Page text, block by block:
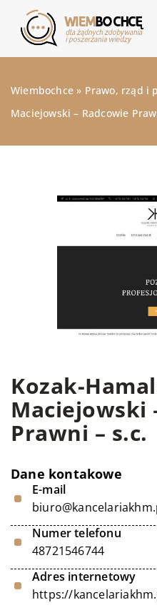
Wiembochce » Prawo, rząd i
Maciejowski – Radcowie
Kozak-
Maciejowski
Prawni – s.c.
Dane kontakowe
E-mail
Numer telefonu
48721546744
Adres internetowy
https://